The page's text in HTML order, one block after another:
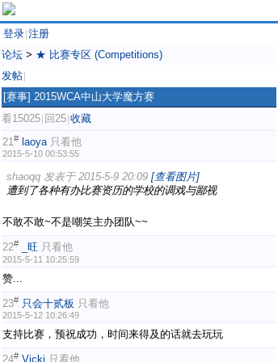
登录 注册
论坛 > ★ 比赛专区 (Competitions)
发帖
[赛事] 2015WCA中山大学魔方赛
看15025 回25 收藏
21# laoya 只看他
2015-5-10 00:53:55
shaoqq 发表于 2015-5-9 20:09 [查看图片]
遭到了各种有办比赛资历的学校的调戏与鄙视
不敢不敢~不是嘲笑主办团队~~
22# _旺 只看他
2015-5-11 10:25:59
赞...
23# 只会十贰板 只看他
2015-5-12 10:26:49
支持比赛，预祝成功，时间来得及的话就去玩玩
#